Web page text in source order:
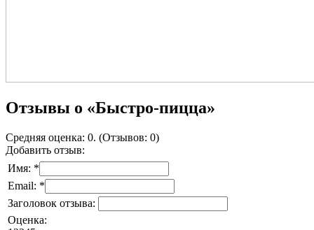
Отзывы о «Быстро-пицца»
Средняя оценка: 0. (Отзывов: 0)
Добавить отзыв:
Имя: *
Email: *
Заголовок отзыва:
Оценка: